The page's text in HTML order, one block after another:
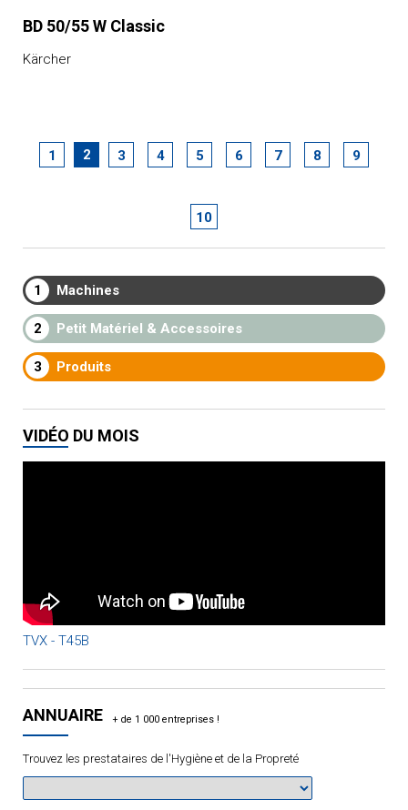
BD 50/55 W Classic
Kärcher
1 2 3 4 5 6 7 8 9
10
1 Machines
2 Petit Matériel & Accessoires
3 Produits
VIDÉO DU MOIS
TVX - T45B
ANNUAIRE
Trouvez les prestataires de l'Hygiène et de la Propreté